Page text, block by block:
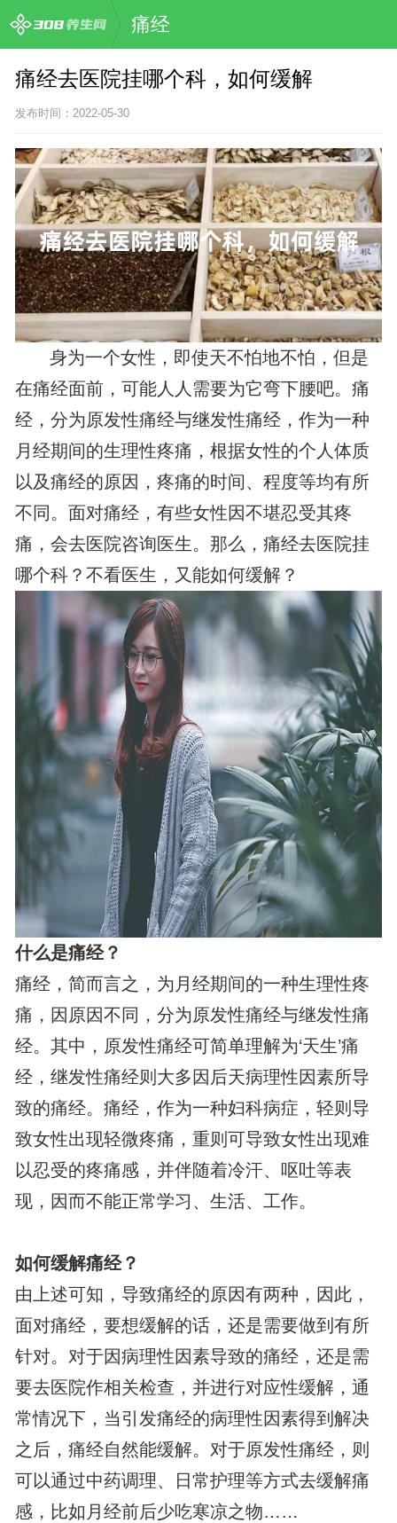
痛经
痛经去医院挂哪个科，如何缓解
发布时间：2022-05-30
身为一个女性，即使天不怕地不怕，但是
在痛经面前，可能人人需要为它弯下腰吧。痛
经，分为原发性痛经与继发性痛经，作为一种
月经期间的生理性疼痛，根据女性的个人体质
以及痛经的原因，疼痛的时间、程度等均有所
不同。面对痛经，有些女性因不堪忍受其疼
痛，会去医院咨询医生。那么，痛经去医院挂
哪个科？不看医生，又能如何缓解？
什么是痛经？
痛经，简而言之，为月经期间的一种生理性疼
痛，因原因不同，分为原发性痛经与继发性痛
经。其中，原发性痛经可简单理解为‘天生’痛
经，继发性痛经则大多因后天病理性因素所导
致的痛经。痛经，作为一种妇科病症，轻则导
致女性出现轻微疼痛，重则可导致女性出现难
以忍受的疼痛感，并伴随着冷汗、呕吐等表
现，因而不能正常学习、生活、工作。
如何缓解痛经？
由上述可知，导致痛经的原因有两种，因此，
面对痛经，要想缓解的话，还是需要做到有所
针对。对于因病理性因素导致的痛经，还是需
要去医院作相关检查，并进行对应性缓解，通
常情况下，当引发痛经的病理性因素得到解决
之后，痛经自然能缓解。对于原发性痛经，则
可以通过中药调理、日常护理等方式去缓解痛
感，比如月经前后少吃寒凉之物……